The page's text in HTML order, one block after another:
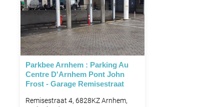
Parkbee Arnhem : Parking Au
Centre D'Arnhem Pont John
Frost - Garage Remisestraat
Remisestraat 4, 6828KZ Arnhem,